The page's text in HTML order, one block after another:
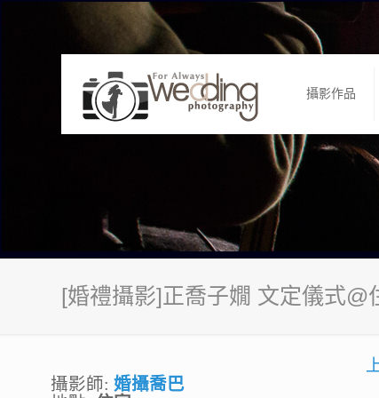
攝影作品
[婚禮攝影]正喬子嫺 文定儀式@
攝影師: 婚攝喬巴